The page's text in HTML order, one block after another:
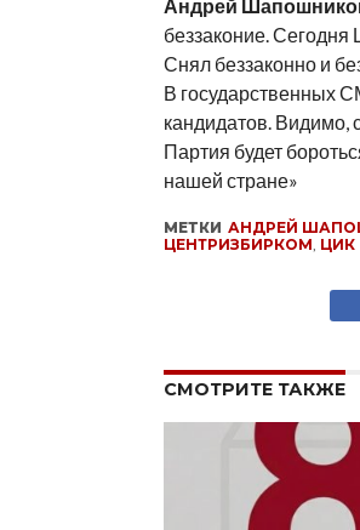
Андрей
беззаконие.
Снял беззаконно и
В государственных
кандидатов. Видимо,
Партия будет
нашей стране»
МЕТКИ АНДРЕЙ
ЦЕНТРИЗБИРКОМ, ЦИК
СМОТРИТЕ ТАКЖЕ